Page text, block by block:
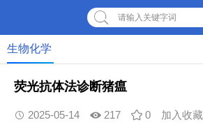
请输入关键字词
生物化学
荧光抗体法诊断猪瘟
2025-05-14 217 0 加入收藏